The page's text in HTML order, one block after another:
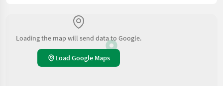
Loading the map will send data to Google.
Load Google Maps